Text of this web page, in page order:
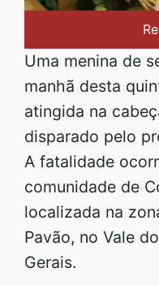
Uma menina de
manhã desta
atingida na
disparado pelo
A fatalidade
comunidade de
localizada na
Pavão, no Vale
Gerais.